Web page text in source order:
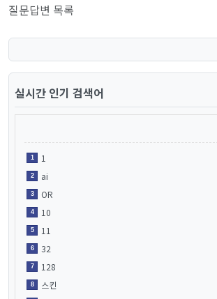
질문답변 목록
실시간 인기 검색어
1 1
2 ai
3 OR
4 10
5 11
6 32
7 128
8 스킨